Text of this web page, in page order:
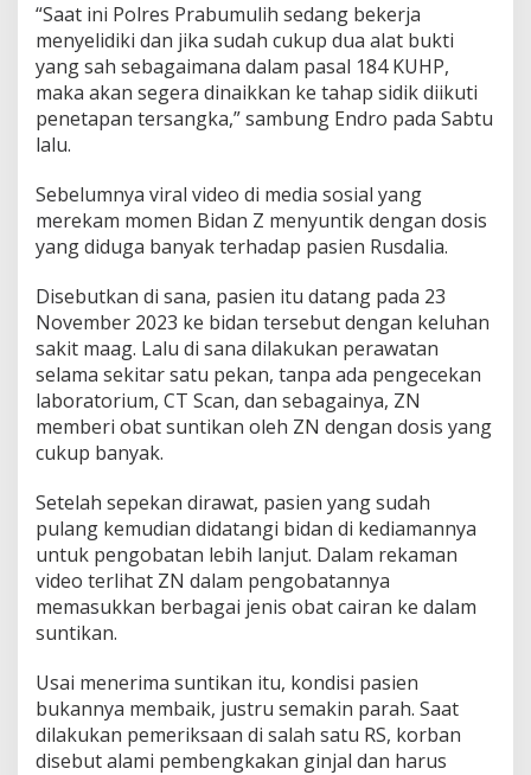
“Saat ini Polres Prabumulih sedang bekerja
menyelidiki dan jika sudah cukup dua alat bukti
yang sah sebagaimana dalam pasal 184 KUHP,
maka akan segera dinaikkan ke tahap sidik diikuti
penetapan tersangka,” sambung Endro pada Sabtu
lalu.
Sebelumnya viral video di media sosial yang
merekam momen Bidan Z menyuntik dengan dosis
yang diduga banyak terhadap pasien Rusdalia.
Disebutkan di sana, pasien itu datang pada 23
November 2023 ke bidan tersebut dengan keluhan
sakit maag. Lalu di sana dilakukan perawatan
selama sekitar satu pekan, tanpa ada pengecekan
laboratorium, CT Scan, dan sebagainya, ZN
memberi obat suntikan oleh ZN dengan dosis yang
cukup banyak.
Setelah sepekan dirawat, pasien yang sudah
pulang kemudian didatangi bidan di kediamannya
untuk pengobatan lebih lanjut. Dalam rekaman
video terlihat ZN dalam pengobatannya
memasukkan berbagai jenis obat cairan ke dalam
suntikan.
Usai menerima suntikan itu, kondisi pasien
bukannya membaik, justru semakin parah. Saat
dilakukan pemeriksaan di salah satu RS, korban
disebut alami pembengkakan ginjal dan harus